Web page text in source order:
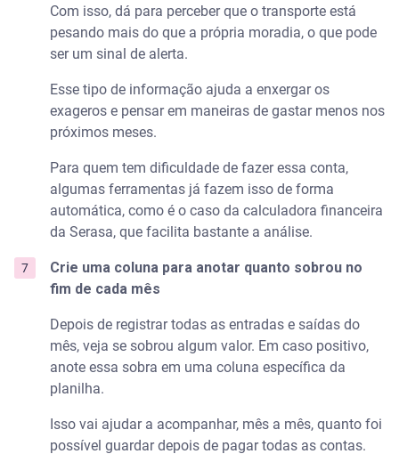
Com isso, dá para perceber que o transporte está
pesando mais do que a própria moradia, o que pode
ser um sinal de alerta.
Esse tipo de informação ajuda a enxergar os
exageros e pensar em maneiras de gastar menos nos
próximos meses.
Para quem tem dificuldade de fazer essa conta,
algumas ferramentas já fazem isso de forma
automática, como é o caso da calculadora financeira
da Serasa, que facilita bastante a análise.
Crie uma coluna para anotar quanto sobrou no
fim de cada mês
Depois de registrar todas as entradas e saídas do
mês, veja se sobrou algum valor. Em caso positivo,
anote essa sobra em uma coluna específica da
planilha.
Isso vai ajudar a acompanhar, mês a mês, quanto foi
possível guardar depois de pagar todas as contas.